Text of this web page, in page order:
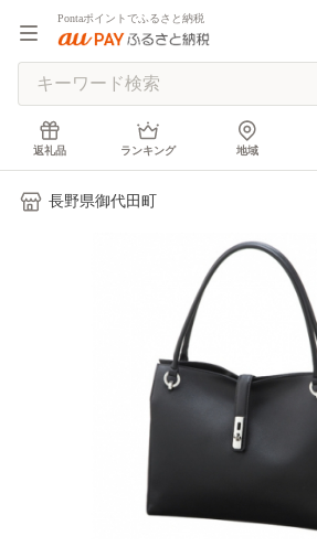
Pontaポイントでふるさと納税
返礼品 ランキング 地域
長野県御代田町